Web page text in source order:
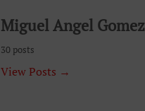
Miguel Angel Gomez
30 posts
View Posts →